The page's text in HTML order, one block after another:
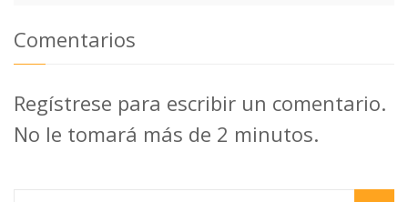
Comentarios
Regístrese para escribir un comentario.
No le tomará más de 2 minutos.